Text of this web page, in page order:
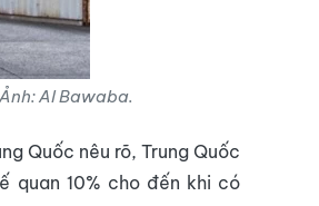
Al Bawaba.
Quốc nêu rõ, Trung Quốc
quan 10% cho đến khi có